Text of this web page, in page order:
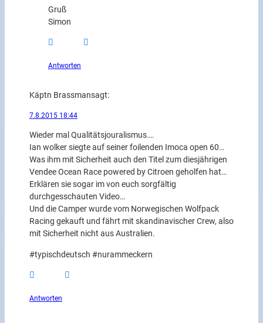
Gruß
Simon
Antworten
Käptn Brassmansagt:
7.8.2015 18:44
Wieder mal Qualitätsjouralismus….
Ian wolker siegte auf seiner foilenden Imoca open 60…
Was ihm mit Sicherheit auch den Titel zum diesjährigen
Vendee Ocean Race powered by Citroen geholfen hat…
Erklären sie sogar im von euch sorgfältig
durchgesschauten Video…
Und die Camper wurde vom Norwegischen Wolfpack
Racing gekauft und fährt mit skandinavischer Crew, also
mit Sicherheit nicht aus Australien.
#typischdeutsch #nurammeckern
Antworten